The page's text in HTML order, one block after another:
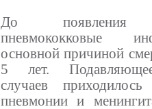
До появления
пневмококковые
основной причиной
5 лет.
случаев
пневмонии и